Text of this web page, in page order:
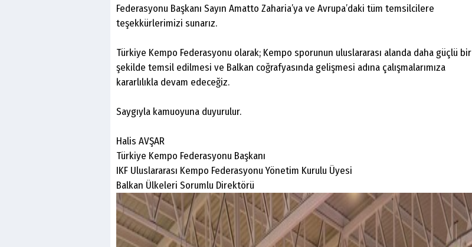
Federasyonu Başkanı Sayın Amatto Zaharia’ya ve Avrupa’daki tüm temsilcilere
teşekkürlerimizi sunarız.
Türkiye Kempo Federasyonu olarak; Kempo sporunun uluslararası alanda daha güçlü bir
şekilde temsil edilmesi ve Balkan coğrafyasında gelişmesi adına çalışmalarımıza
kararlılıkla devam edeceğiz.
Saygıyla kamuoyuna duyurulur.
Halis AVŞAR
Türkiye Kempo Federasyonu Başkanı
IKF Uluslararası Kempo Federasyonu Yönetim Kurulu Üyesi
Balkan Ülkeleri Sorumlu Direktörü